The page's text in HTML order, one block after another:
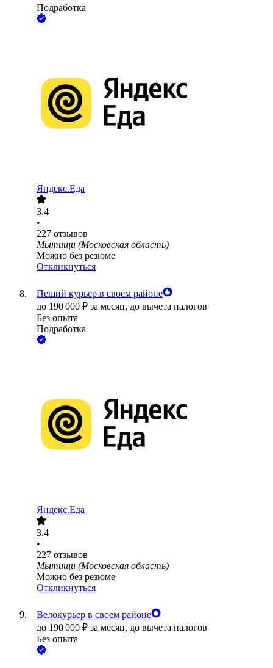
Подработка
Яндекс.Еда
3.4
•
227 отзывов
Мытищи (Московская область)
Можно без резюме
Откликнуться
Пеший курьер в своем районе
до 190 000 ₽ за месяц, до вычета налогов
Без опыта
Подработка
Яндекс.Еда
3.4
•
227 отзывов
Мытищи (Московская область)
Можно без резюме
Откликнуться
Велокурьер в своем районе
до 190 000 ₽ за месяц, до вычета налогов
Без опыта